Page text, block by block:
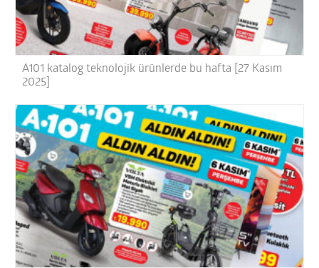
A101 katalog teknolojik ürünlerde bu hafta [27 Kasım
2025]